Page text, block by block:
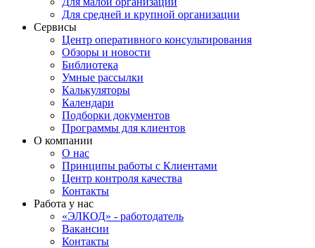
Для средней и крупной организации
Сервисы
Центр оперативного консультирования
Обзоры и новости
Библиотека
Умные рассылки
Калькуляторы
Календари
Подборки документов
Программы для клиентов
О компании
О нас
Принципы работы с Клиентами
Центр контроля качества
Контакты
Работа у нас
«ЭЛКОД» - работодатель
Вакансии
Контакты